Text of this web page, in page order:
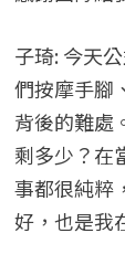
子琦: 今天
們按摩手腳
背後的難處
剩多少？在
事都很純粹
好，也是我